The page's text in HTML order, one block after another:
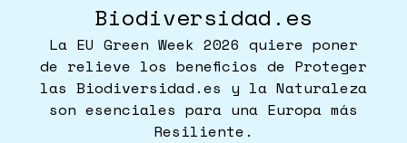
Biodiversidad.es
La EU Green Week 2026 quiere poner
de relieve los beneficios de Proteger
las Biodiversidad.es y la Naturaleza
son esenciales para una Europa más
Resiliente.